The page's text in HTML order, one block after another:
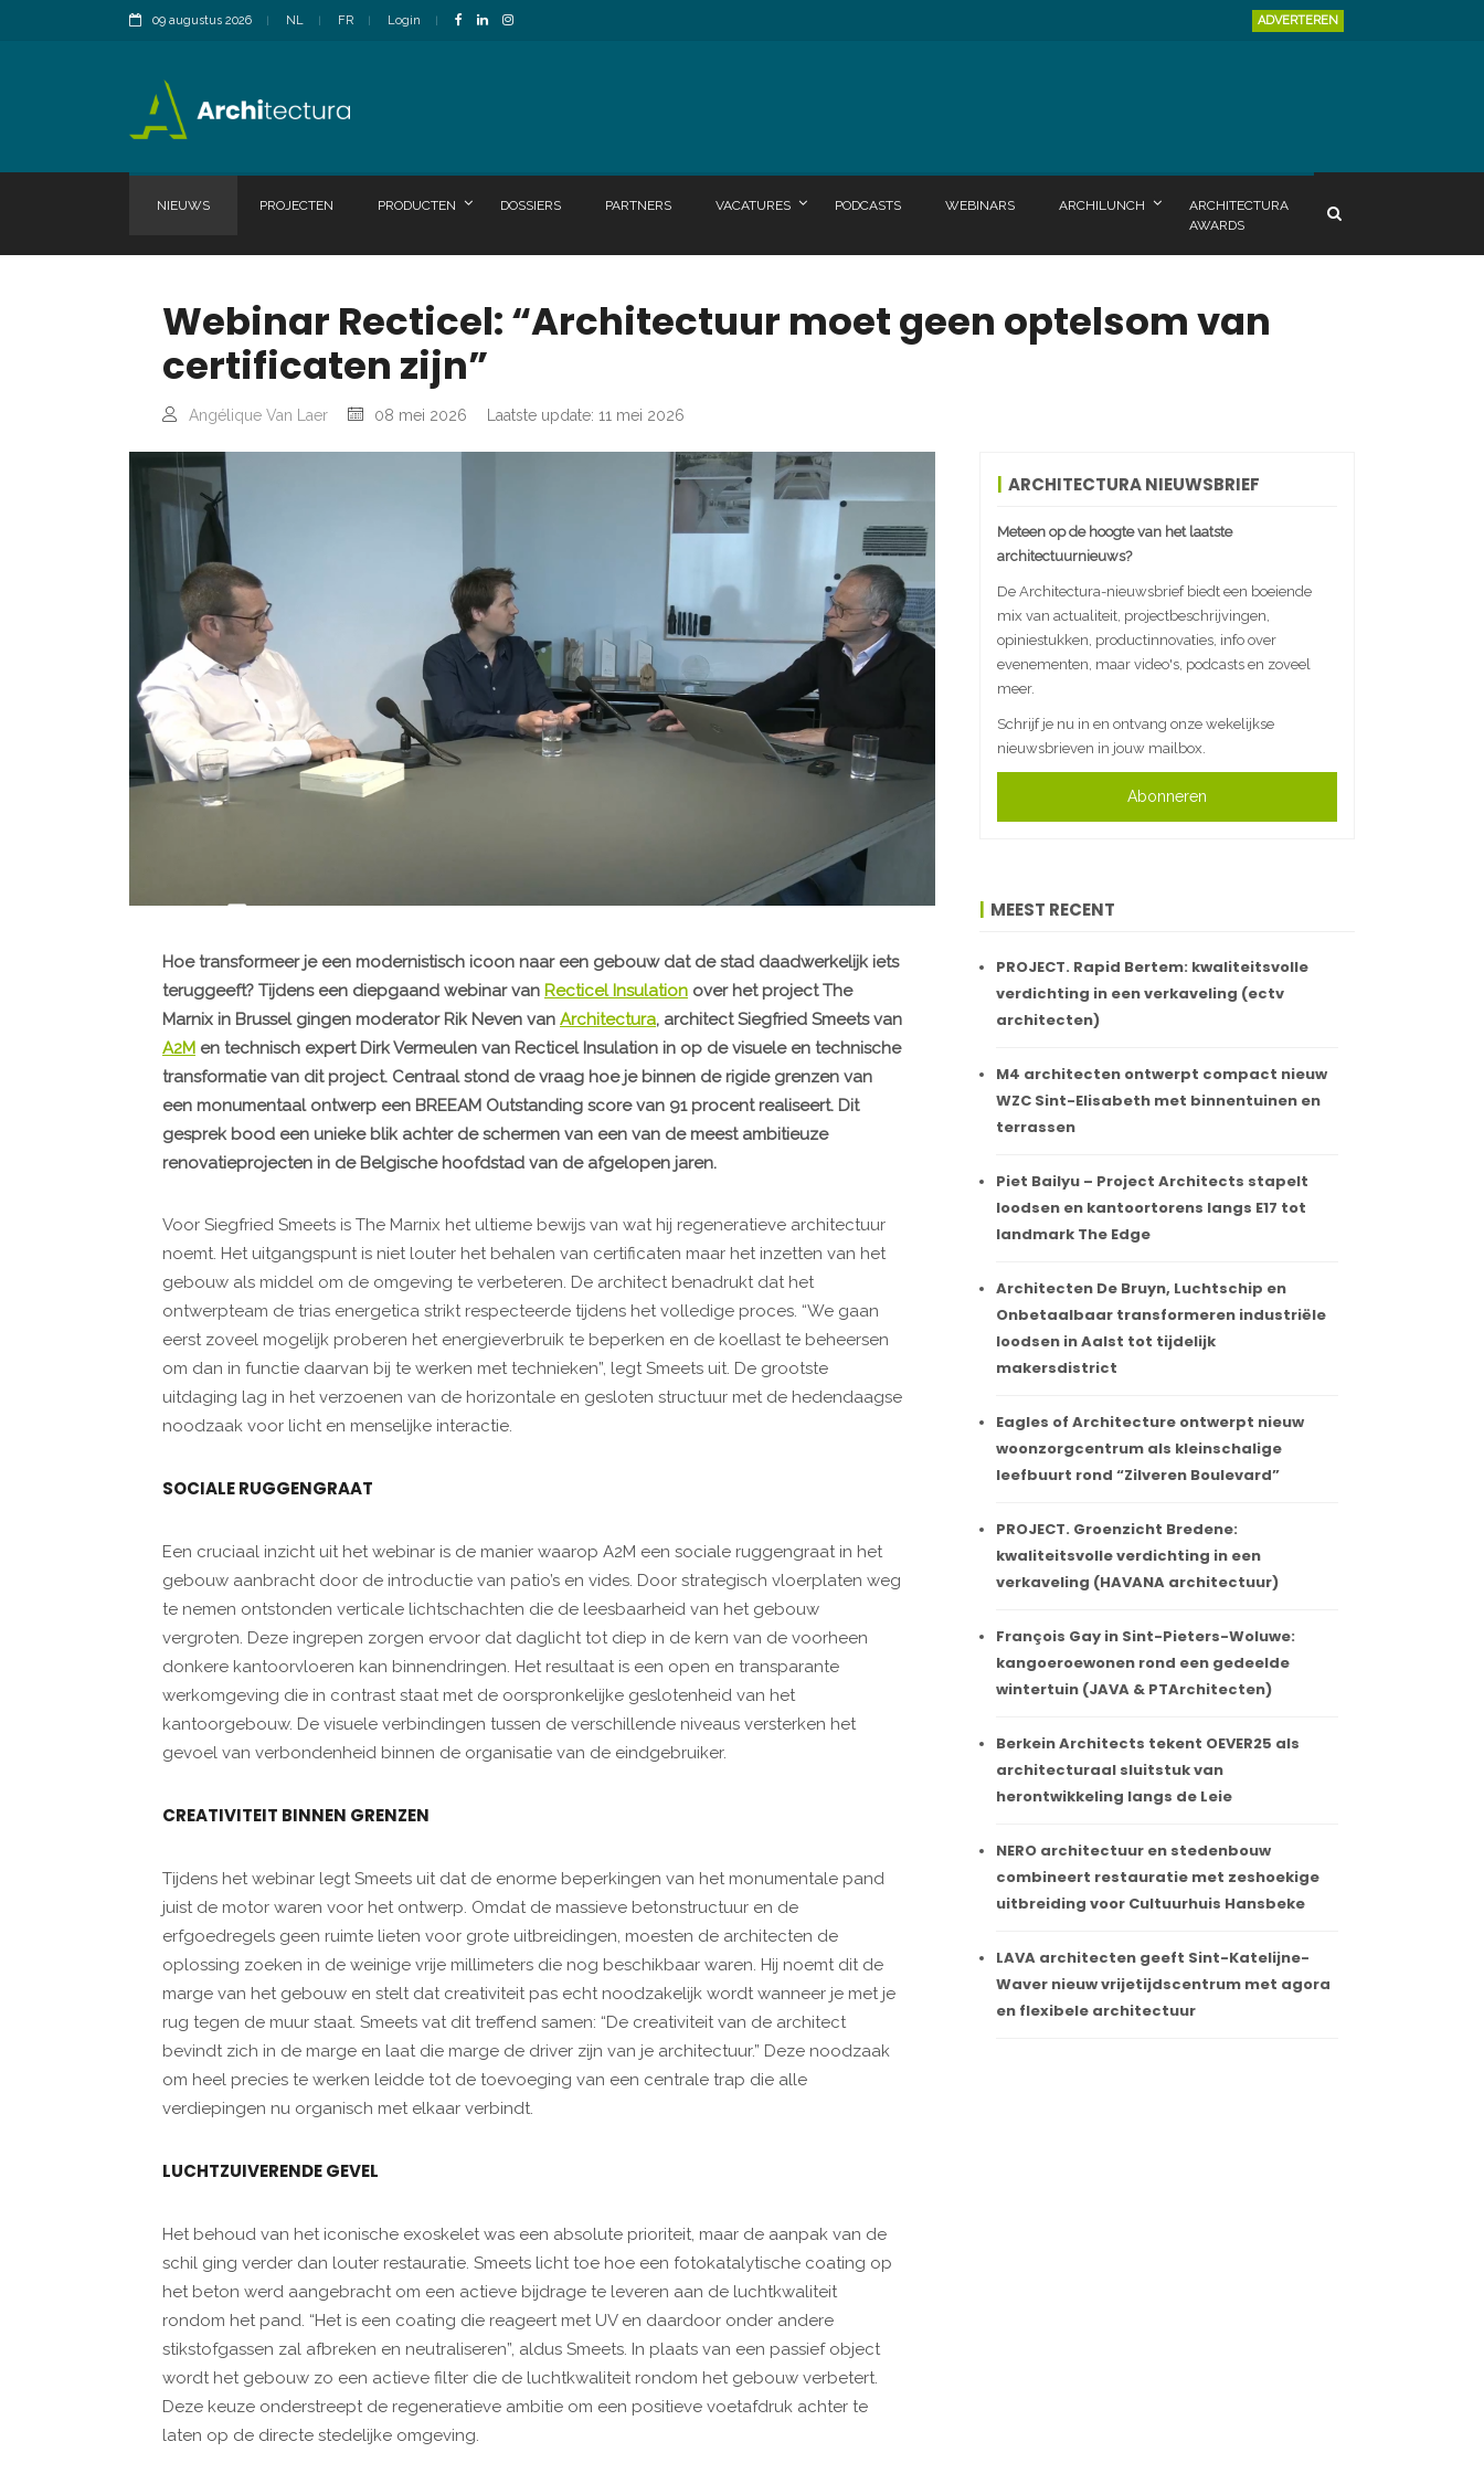
09 augustus 2026 NL FR Login ADVERTEREN
NIEUWS PROJECTEN PRODUCTEN DOSSIERS PARTNERS VACATURES PODCASTS WEBINARS ARCHILUNCH
ARCHITECTURA
AWARDS
Webinar Recticel: “Architectuur moet geen optelsom van
certificaten zijn”
Angélique Van Laer 08 mei 2026 Laatste update: 11 mei 2026
Hoe transformeer je een modernistisch icoon naar een gebouw dat de stad daadwerkelijk iets
teruggeeft? Tijdens een diepgaand webinar van Recticel Insulation over het project The
Marnix in Brussel gingen moderator Rik Neven van Architectura, architect Siegfried Smeets van
A2M en technisch expert Dirk Vermeulen van Recticel Insulation in op de visuele en technische
transformatie van dit project. Centraal stond de vraag hoe je binnen de rigide grenzen van
een monumentaal ontwerp een BREEAM Outstanding score van 91 procent realiseert. Dit
gesprek bood een unieke blik achter de schermen van een van de meest ambitieuze
renovatieprojecten in de Belgische hoofdstad van de afgelopen jaren.
Voor Siegfried Smeets is The Marnix het ultieme bewijs van wat hij regeneratieve architectuur
noemt. Het uitgangspunt is niet louter het behalen van certificaten maar het inzetten van het
gebouw als middel om de omgeving te verbeteren. De architect benadrukt dat het
ontwerpteam de trias energetica strikt respecteerde tijdens het volledige proces. “We gaan
eerst zoveel mogelijk proberen het energieverbruik te beperken en de koellast te beheersen
om dan in functie daarvan bij te werken met technieken”, legt Smeets uit. De grootste
uitdaging lag in het verzoenen van de horizontale en gesloten structuur met de hedendaagse
noodzaak voor licht en menselijke interactie.
SOCIALE RUGGENGRAAT
Een cruciaal inzicht uit het webinar is de manier waarop A2M een sociale ruggengraat in het
gebouw aanbracht door de introductie van patio’s en vides. Door strategisch vloerplaten weg
te nemen ontstonden verticale lichtschachten die de leesbaarheid van het gebouw
vergroten. Deze ingrepen zorgen ervoor dat daglicht tot diep in de kern van de voorheen
donkere kantoorvloeren kan binnendringen. Het resultaat is een open en transparante
werkomgeving die in contrast staat met de oorspronkelijke geslotenheid van het
kantoorgebouw. De visuele verbindingen tussen de verschillende niveaus versterken het
gevoel van verbondenheid binnen de organisatie van de eindgebruiker.
CREATIVITEIT BINNEN GRENZEN
Tijdens het webinar legt Smeets uit dat de enorme beperkingen van het monumentale pand
juist de motor waren voor het ontwerp. Omdat de massieve betonstructuur en de
erfgoedregels geen ruimte lieten voor grote uitbreidingen, moesten de architecten de
oplossing zoeken in de weinige vrije millimeters die nog beschikbaar waren. Hij noemt dit de
marge van het gebouw en stelt dat creativiteit pas echt noodzakelijk wordt wanneer je met je
rug tegen de muur staat. Smeets vat dit treffend samen: “De creativiteit van de architect
bevindt zich in de marge en laat die marge de driver zijn van je architectuur.” Deze noodzaak
om heel precies te werken leidde tot de toevoeging van een centrale trap die alle
verdiepingen nu organisch met elkaar verbindt.
LUCHTZUIVERENDE GEVEL
Het behoud van het iconische exoskelet was een absolute prioriteit, maar de aanpak van de
schil ging verder dan louter restauratie. Smeets licht toe hoe een fotokatalytische coating op
het beton werd aangebracht om een actieve bijdrage te leveren aan de luchtkwaliteit
rondom het pand. “Het is een coating die reageert met UV en daardoor onder andere
stikstofgassen zal afbreken en neutraliseren”, aldus Smeets. In plaats van een passief object
wordt het gebouw zo een actieve filter die de luchtkwaliteit rondom het gebouw verbetert.
Deze keuze onderstreept de regeneratieve ambitie om een positieve voetafdruk achter te
laten op de directe stedelijke omgeving.
ARCHITECTURA NIEUWSBRIEF
Meteen op de hoogte van het laatste
architectuurnieuws?
De Architectura-nieuwsbrief biedt een boeiende
mix van actualiteit, projectbeschrijvingen,
opiniestukken, productinnovaties, info over
evenementen, maar video's, podcasts en zoveel
meer.
Schrijf je nu in en ontvang onze wekelijkse
nieuwsbrieven in jouw mailbox.
Abonneren
MEEST RECENT
PROJECT. Rapid Bertem: kwaliteitsvolle
verdichting in een verkaveling (ectv
architecten)
M4 architecten ontwerpt compact nieuw
WZC Sint-Elisabeth met binnentuinen en
terrassen
Piet Bailyu – Project Architects stapelt
loodsen en kantoortorens langs E17 tot
landmark The Edge
Architecten De Bruyn, Luchtschip en
Onbetaalbaar transformeren industriële
loodsen in Aalst tot tijdelijk
makersdistrict
Eagles of Architecture ontwerpt nieuw
woonzorgcentrum als kleinschalige
leefbuurt rond “Zilveren Boulevard”
PROJECT. Groenzicht Bredene:
kwaliteitsvolle verdichting in een
verkaveling (HAVANA architectuur)
François Gay in Sint-Pieters-Woluwe:
kangoeroewonen rond een gedeelde
wintertuin (JAVA & PTArchitecten)
Berkein Architects tekent OEVER25 als
architecturaal sluitstuk van
herontwikkeling langs de Leie
NERO architectuur en stedenbouw
combineert restauratie met zeshoekige
uitbreiding voor Cultuurhuis Hansbeke
LAVA architecten geeft Sint-Katelijne-
Waver nieuw vrijetijdscentrum met agora
en flexibele architectuur